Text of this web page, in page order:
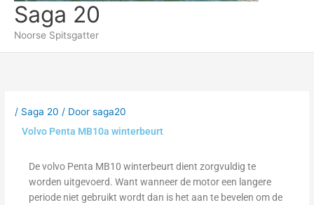
Saga 20
Noorse Spitsgatter
/ Saga 20 / Doorsaga20
Volvo Penta MB10a winterbeurt
De volvo Penta MB10 winterbeurt dient zorgvuldig te
worden uitgevoerd. Want wanneer de motor een langere
periode niet gebruikt wordt dan is het aan te bevelen om de